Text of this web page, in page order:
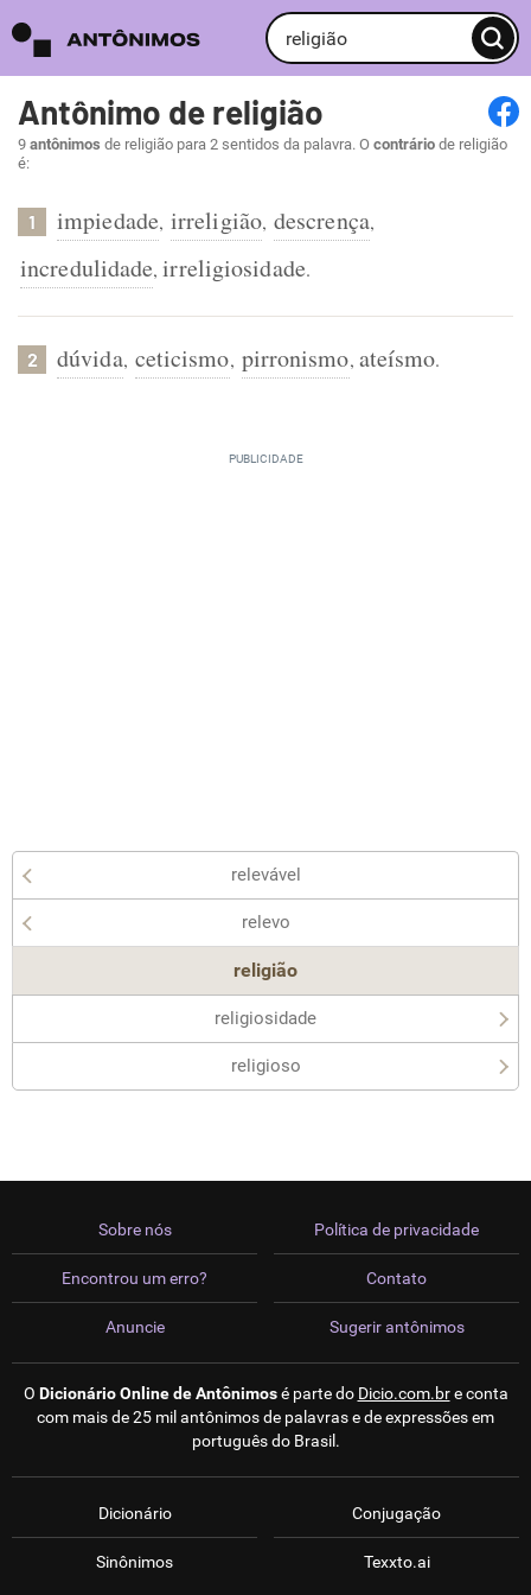
Antônimo de religião
9 antônimos de religião para 2 sentidos da palavra. O contrário de religião
é:
1 impiedade, irreligião, descrença,
incredulidade,irreligiosidade.
2 dúvida, ceticismo, pirronismo, ateísmo.
relevável
relevo
religião
religiosidade
religioso
Sobre nós
Encontrou um erro?
Anuncie
Política de privacidade
Contato
Sugerir antônimos
O Dicionário Online de Antônimosé parte do Dicio.com.bre conta
com mais de 25 mil antônimos de palavras e de expressões em
português do Brasil.
Dicionário
Sinônimos
Conjugação
Texxto.ai